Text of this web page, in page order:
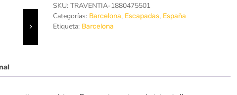
SKU: TRAVENTIA-1880475501
Categorías: Barcelona, Escapadas, España
Etiqueta: Barcelona